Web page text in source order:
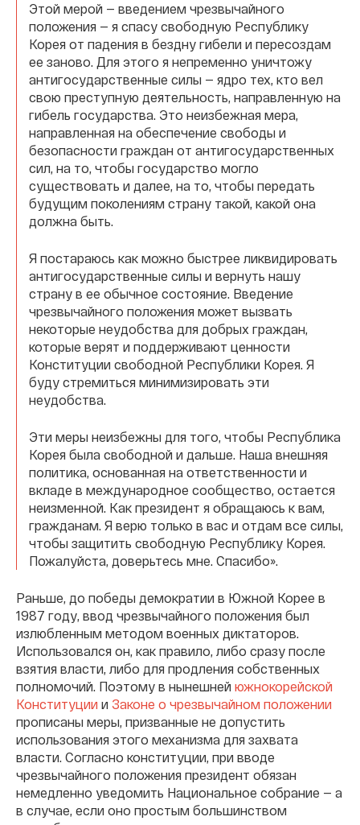
Этой мерой — введением чрезвычайного
положения — я спасу свободную Республику
Корея от падения в бездну гибели и пересоздам
ее заново. Для этого я непременно уничтожу
антигосударственные силы — ядро тех, кто вел
свою преступную деятельность, направленную на
гибель государства. Это неизбежная мера,
направленная на обеспечение свободы и
безопасности граждан от антигосударственных
сил, на то, чтобы государство могло
существовать и далее, на то, чтобы передать
будущим поколениям страну такой, какой она
должна быть.
Я постараюсь как можно быстрее ликвидировать
антигосударственные силы и вернуть нашу
страну в ее обычное состояние. Введение
чрезвычайного положения может вызвать
некоторые неудобства для добрых граждан,
которые верят и поддерживают ценности
Конституции свободной Республики Корея. Я
буду стремиться минимизировать эти
неудобства.
Эти меры неизбежны для того, чтобы Республика
Корея была свободной и дальше. Наша внешняя
политика, основанная на ответственности и
вкладе в международное сообщество, остается
неизменной. Как президент я обращаюсь к вам,
гражданам. Я верю только в вас и отдам все силы,
чтобы защитить свободную Республику Корея.
Пожалуйста, доверьтесь мне. Спасибо».
Раньше, до победы демократии в Южной Корее в
1987 году, ввод чрезвычайного положения был
излюбленным методом военных диктаторов.
Использовался он, как правило, либо сразу после
взятия власти, либо для продления собственных
полномочий. Поэтому в нынешней южнокорейской
Конституции и Законе о чрезвычайном положении
прописаны меры, призванные не допустить
использования этого механизма для захвата
власти. Согласно конституции, при вводе
чрезвычайного положения президент обязан
немедленно уведомить Национальное собрание — а
в случае, если оно простым большинством